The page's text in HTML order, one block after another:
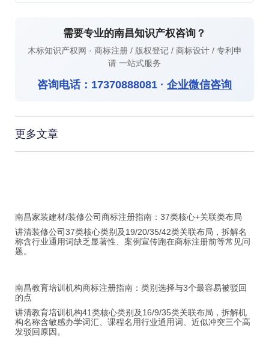
需要专业的南昌知识产权咨询？
木标知识产权网 · 商标注册 / 版权登记 / 商标设计 / 专利申
请 一站式服务
咨询电话： 17370888081 · 企业微信咨询
更多文章
南昌家装建材/装修公司商标注册指南：37类核心+关联类布局
讲清装修公司37类核心类别及19/20/35/42类关联布局，拆解名
称含行业通用词缺乏显著性、案例宣传跑在商标注册前等常见问
题。
南昌教育培训机构商标注册指南：类别选择与3个最容易被驳回
的点
讲清教育培训机构41类核心类别及16/9/35类关联布局，拆解机
构名称含敏感办学词汇、课程名用行业通用词、近似冲突三个高
发驳回原因。